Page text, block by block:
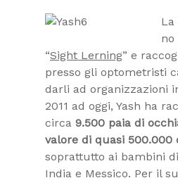
La
no
“Sight Lerning” e
presso gli optometristi
darli ad organizzazioni
2011 ad oggi, Yash ha
circa 9.500 paia di
valore di quasi 500.000
soprattutto ai bambini
India e Messico. Per il